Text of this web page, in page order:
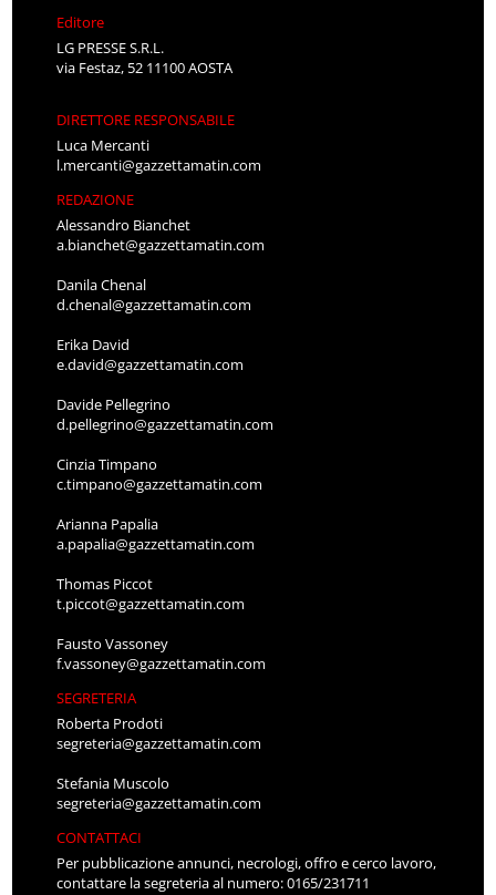
Editore
LG PRESSE S.R.L.
via Festaz, 52 11100 AOSTA
DIRETTORE RESPONSABILE
Luca Mercanti
l.mercanti@gazzettamatin.com
REDAZIONE
Alessandro Bianchet
a.bianchet@gazzettamatin.com
Danila Chenal
d.chenal@gazzettamatin.com
Erika David
e.david@gazzettamatin.com
Davide Pellegrino
d.pellegrino@gazzettamatin.com
Cinzia Timpano
c.timpano@gazzettamatin.com
Arianna Papalia
a.papalia@gazzettamatin.com
Thomas Piccot
t.piccot@gazzettamatin.com
Fausto Vassoney
f.vassoney@gazzettamatin.com
SEGRETERIA
Roberta Prodoti
segreteria@gazzettamatin.com
Stefania Muscolo
segreteria@gazzettamatin.com
CONTATTACI
Per pubblicazione annunci, necrologi, offro e cerco lavoro,
contattare la segreteria al numero: 0165/231711